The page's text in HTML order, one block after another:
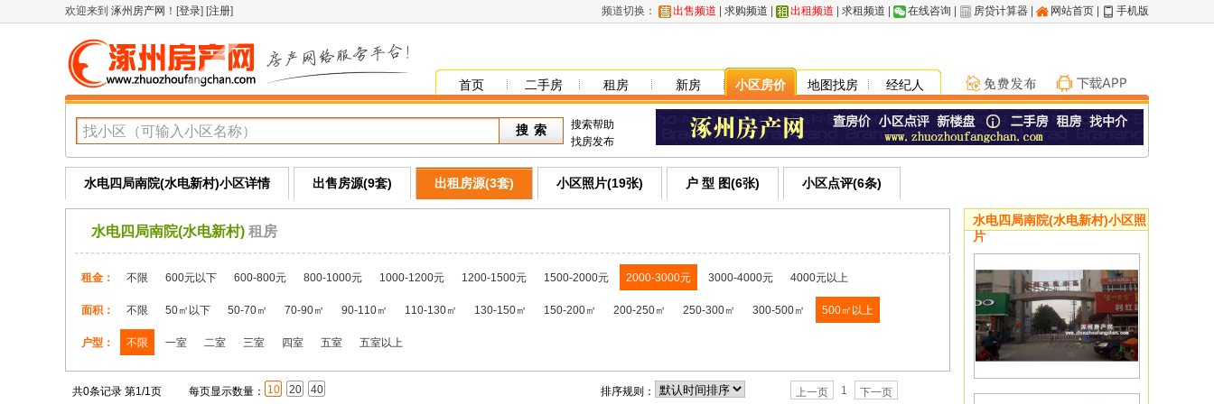
欢迎来到 涿州房产网 ！[登录] [注册] 频道切换： 出售频道 求购频道 出租频道 求租频道 在线咨询 房贷计算器 网站首页 手机版
首页 二手房 租房 新房 小区房价 地图找房 经纪人
搜索帮助
找房发布
水电四局南院(水电新村)小区详情 出售房源(9套) 出租房源(3套) 小区照片(19张) 户 型 图(6张) 小区点评(6条)
水电四局南院(水电新村) 租房
租金： 不限 600元以下 600-800元 800-1000元 1000-1200元 1200-1500元 1500-2000元 2000-3000元 3000-4000元 4000元以上
面积： 不限 50㎡以下 50-70㎡ 70-90㎡ 90-110㎡ 110-130㎡ 130-150㎡ 150-200㎡ 200-250㎡ 250-300㎡ 300-500㎡ 500㎡以上
户型： 不限 一室 二室 三室 四室 五室 五室以上
共0条记录 第1/1页 每页显示数量： 10 20 40 排序规则： 上一页 1 下一页
水电四局南院(水电新村)小区照
片